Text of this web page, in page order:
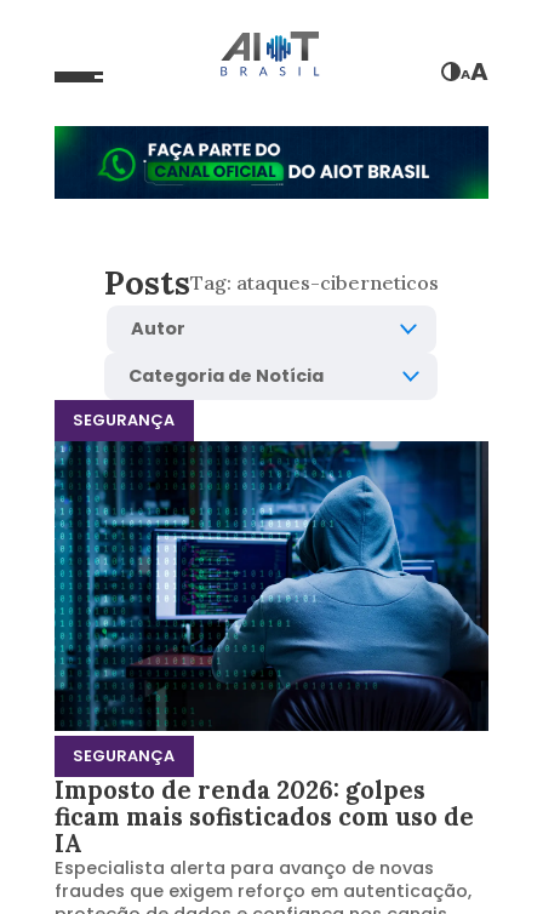
AA
PostsTag: ataques-ciberneticos
SEGURANÇA
SEGURANÇA
Imposto de renda 2026: golpes
ficam mais sofisticados com uso de
IA
Especialista alerta para avanço de novas
fraudes que exigem reforço em autenticação,